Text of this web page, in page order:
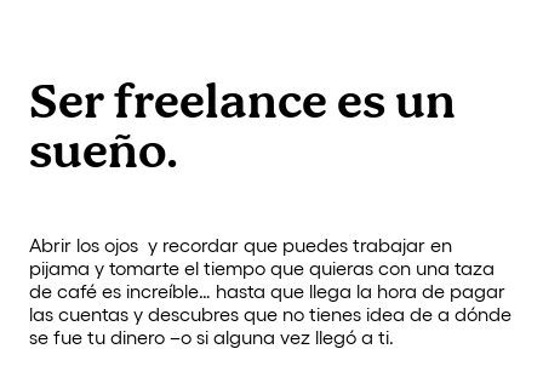
Ser freelance es un
sueño.
Abrir los ojos y recordar que puedes trabajar en
pijama y tomarte el tiempo que quieras con una taza
de café es increíble… hasta que llega la hora de pagar
las cuentas y descubres que no tienes idea de a dónde
se fue tu dinero –o si alguna vez llegó a ti.